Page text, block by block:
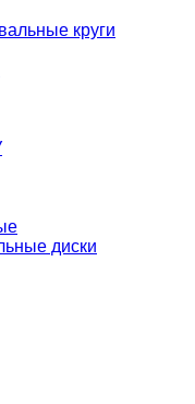
круги
диски